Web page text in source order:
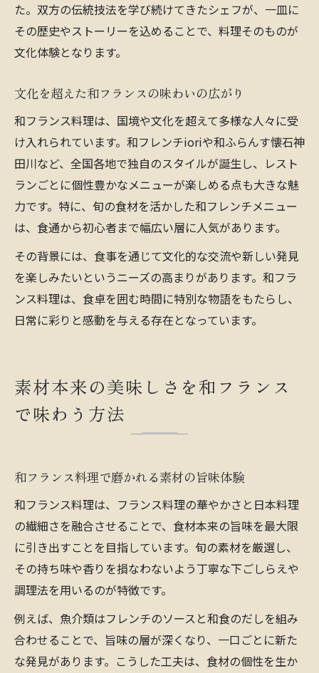
た。双方の伝統技法を学び続けてきたシェフが、一皿に
その歴史やストーリーを込めることで、料理そのものが
文化体験となります。
文化を超えた和フランスの味わいの広がり
和フランス料理は、国境や文化を超えて多様な人々に受
け入れられています。和フレンチioriや和ふらんす懐石神
田川など、全国各地で独自のスタイルが誕生し、レスト
ランごとに個性豊かなメニューが楽しめる点も大きな魅
力です。特に、旬の食材を活かした和フレンチメニュー
は、食通から初心者まで幅広い層に人気があります。
その背景には、食事を通じて文化的な交流や新しい発見
を楽しみたいというニーズの高まりがあります。和フラ
ンス料理は、食卓を囲む時間に特別な物語をもたらし、
日常に彩りと感動を与える存在となっています。
素材本来の美味しさを和フランス
で味わう方法
和フランス料理で磨かれる素材の旨味体験
和フランス料理は、フランス料理の華やかさと日本料理
の繊細さを融合させることで、食材本来の旨味を最大限
に引き出すことを目指しています。旬の素材を厳選し、
その持ち味や香りを損なわないよう丁寧な下ごしらえや
調理法を用いるのが特徴です。
例えば、魚介類はフレンチのソースと和食のだしを組み
合わせることで、旨味の層が深くなり、一口ごとに新た
な発見があります。こうした工夫は、食材の個性を生か